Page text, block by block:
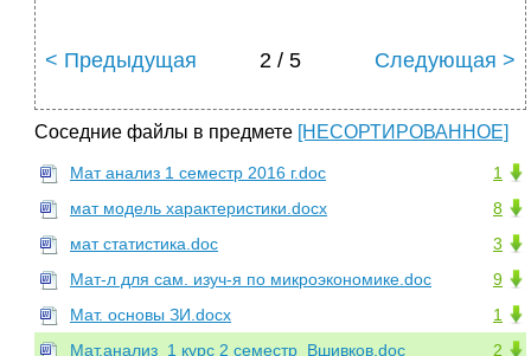
< Предыдущая 2 / 5 Следующая >
Соседние файлы в предмете [НЕСОРТИРОВАННОЕ]
1
Мат анализ 1 семестр 2016 г.doc
8
мат модель характеристики.docx
3
мат статистика.doc
9
Мат-л для сам. изуч-я по микроэкономике.doc
1
Мат. основы ЗИ.docx
2
Мат.анализ_1 курс 2 семестр_Вшивков.doc